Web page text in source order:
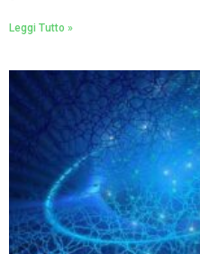
Leggi Tutto »